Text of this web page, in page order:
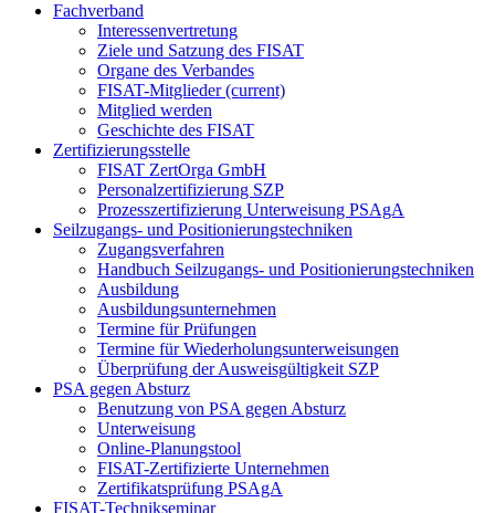
Fachverband
Interessenvertretung
Ziele und Satzung des FISAT
Organe des Verbandes
FISAT-Mitglieder(current)
Mitglied werden
Geschichte des FISAT
Zertifizierungsstelle
FISAT ZertOrga GmbH
Personalzertifizierung SZP
Prozesszertifizierung Unterweisung PSAgA
Seilzugangs- und Positionierungstechniken
Zugangsverfahren
Handbuch Seilzugangs- und Positionierungstechniken
Ausbildung
Ausbildungsunternehmen
Termine für Prüfungen
Termine für Wiederholungsunterweisungen
Überprüfung der Ausweisgültigkeit SZP
PSA gegen Absturz
Benutzung von PSA gegen Absturz
Unterweisung
Online-Planungstool
FISAT-Zertifizierte Unternehmen
Zertifikatsprüfung PSAgA
FISAT-Technikseminar